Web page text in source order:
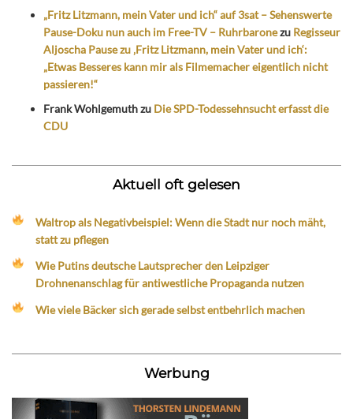
„Fritz Litzmann, mein Vater und ich“ auf 3sat – Sehenswerte
Pause-Doku nun auch im Free-TV – Ruhrbaronezu Regisseur
Aljoscha Pause zu ‚Fritz Litzmann, mein Vater und ich‘:
„Etwas Besseres kann mir als Filmemacher eigentlich nicht
passieren!“
Frank Wohlgemuthzu Die SPD-Todessehnsucht erfasst die
CDU
Aktuell oft gelesen
Waltrop als Negativbeispiel: Wenn die Stadt nur noch mäht,
statt zu pflegen
Wie Putins deutsche Lautsprecher den Leipziger
Drohnenanschlag für antiwestliche Propaganda nutzen
Wie viele Bäcker sich gerade selbst entbehrlich machen
Werbung